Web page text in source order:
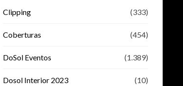
Clipping (333)
Coberturas (454)
DoSol Eventos (1.389)
Dosol Interior 2023 (10)